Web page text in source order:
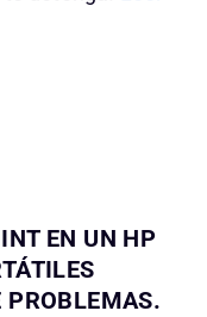
EN UN HP
PROBLEMAS.